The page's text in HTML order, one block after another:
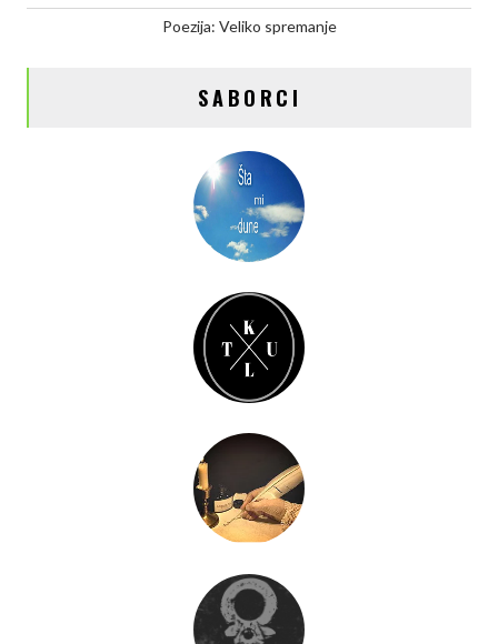
Poezija: Veliko spremanje
SABORCI